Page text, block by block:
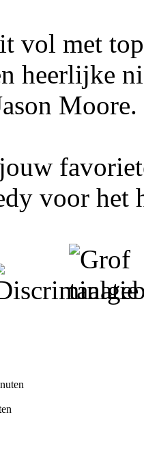
vol met
heerlijke
Moore.
voor het